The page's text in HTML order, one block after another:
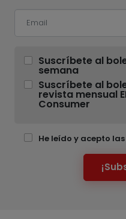
Suscríbete al
semana
Suscríbete al
revista mensual
Consumer
He leído y acepto las